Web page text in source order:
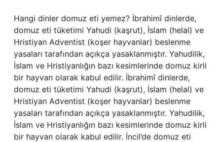
Hangi dinler domuz eti yemez? İbrahimî dinlerde,
domuz eti tüketimi Yahudi (kaşrut), İslam (helal) ve
Hristiyan Adventist (koşer hayvanlar) beslenme
yasaları tarafından açıkça yasaklanmıştır. Yahudilik,
İslam ve Hristiyanlığın bazı kesimlerinde domuz kirli
bir hayvan olarak kabul edilir. İbrahimî dinlerde,
domuz eti tüketimi Yahudi (kaşrut), İslam (helal) ve
Hristiyan Adventist (koşer hayvanlar) beslenme
yasaları tarafından açıkça yasaklanmıştır. Yahudilik,
İslam ve Hristiyanlığın bazı kesimlerinde domuz kirli
bir hayvan olarak kabul edilir. İncil’de domuz eti